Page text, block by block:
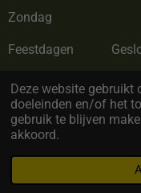
Deze website gebruikt
doeleinden en/of het
gebruik te blijven
akkoord.
Zondag
Feestdagen
Zomerverlof van 28/